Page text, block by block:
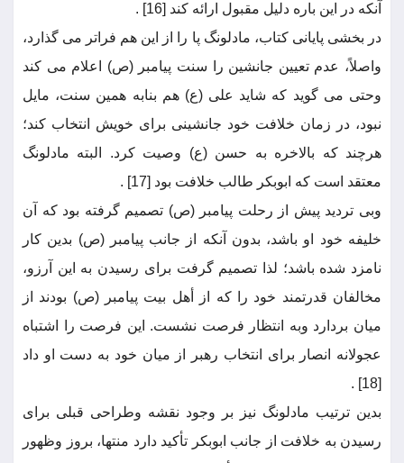
آنکه در این باره دلیل مقبول ارائه کند [16] .
در بخشی پایانی کتاب، مادلونگ پا را از این هم فراتر می گذارد،
واصلاً، عدم تعیین جانشین را سنت پیامبر (ص) اعلام می کند
وحتی می گوید که شاید علی (ع) هم بنابه همین سنت، مایل
نبود، در زمان خلافت خود جانشینی برای خویش انتخاب کند؛
هرچند که بالاخره به حسن (ع) وصیت کرد. البته مادلونگ
معتقد است که ابوبکر طالب خلافت بود [17] .
وبی تردید پیش از رحلت پیامبر (ص) تصمیم گرفته بود که آن
خلیفه خود او باشد، بدون آنکه از جانب پیامبر (ص) بدین کار
نامزد شده باشد؛ لذا تصمیم گرفت برای رسیدن به این آرزو،
مخالفان قدرتمند خود را که از أهل بیت پیامبر (ص) بودند از
میان بردارد وبه انتظار فرصت نشست. این فرصت را اشتباه
عجولانه انصار برای انتخاب رهبر از میان خود به دست او داد
[18] .
بدین ترتیب مادلونگ نیز بر وجود نقشه وطراحی قبلی برای
رسیدن به خلافت از جانب ابوبکر تأکید دارد منتها، بروز وظهور